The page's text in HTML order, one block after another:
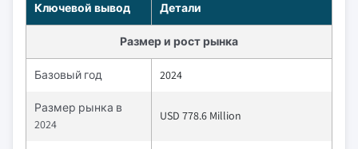
Ключевой вывод Детали
Размер и рост рынка
Базовый год 2024
Размер рынка в
2024
USD 778.6 Million